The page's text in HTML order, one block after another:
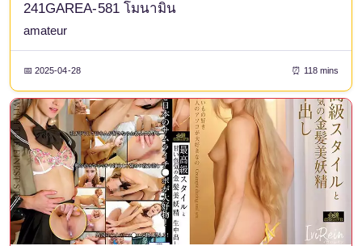
241GAREA-581 โมนามิน
amateur
📅 2025-04-28 ⏰ 118 mins